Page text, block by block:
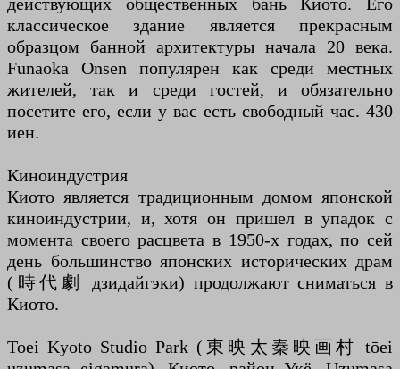
классическое здание является прекрасным
образцом банной архитектуры начала 20 века.
Funaoka Onsen популярен как среди местных
жителей, так и среди гостей, и обязательно
посетите его, если у вас есть свободный час. 430
иен.
Киноиндустрия
Киото является традиционным домом японской
киноиндустрии, и, хотя он пришел в упадок с
момента своего расцвета в 1950-х годах, по сей
день большинство японских исторических драм
(時代劇 дзидайгэки) продолжают сниматься в
Киото.
Toei Kyoto Studio Park (東映太秦映画村 tōei